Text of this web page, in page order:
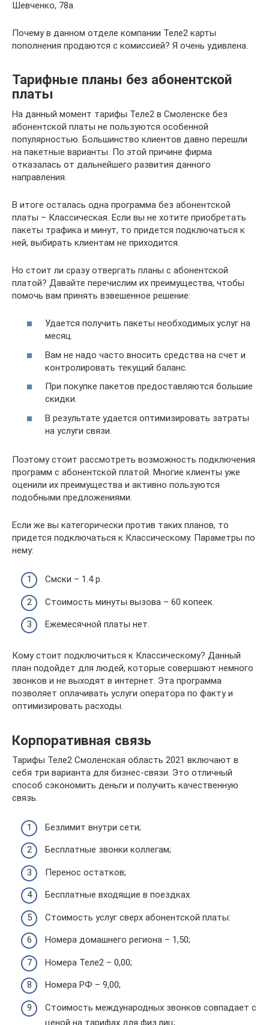
Шевченко, 78а
Почему в данном отделе компании Теле2 карты
пополнения продаются с комиссией? Я очень удивлена.
Тарифные планы без абонентской
платы
На данный момент тарифы Теле2 в Смоленске без
абонентской платы не пользуются особенной
популярностью. Большинство клиентов давно перешли
на пакетные варианты. По этой причине фирма
отказалась от дальнейшего развития данного
направления.
В итоге осталась одна программа без абонентской
платы – Классическая. Если вы не хотите приобретать
пакеты трафика и минут, то придется подключаться к
ней, выбирать клиентам не приходится.
Но стоит ли сразу отвергать планы с абонентской
платой? Давайте перечислим их преимущества, чтобы
помочь вам принять взвешенное решение:
Удается получить пакеты необходимых услуг на
месяц.
Вам не надо часто вносить средства на счет и
контролировать текущий баланс.
При покупке пакетов предоставляются большие
скидки.
В результате удается оптимизировать затраты
на услуги связи.
Поэтому стоит рассмотреть возможность подключения
программ с абонентской платой. Многие клиенты уже
оценили их преимущества и активно пользуются
подобными предложениями.
Если же вы категорически против таких планов, то
придется подключаться к Классическому. Параметры по
нему:
Смски – 1.4 р.
Стоимость минуты вызова – 60 копеек.
Ежемесячной платы нет.
Кому стоит подключиться к Классическому? Данный
план подойдет для людей, которые совершают немного
звонков и не выходят в интернет. Эта программа
позволяет оплачивать услуги оператора по факту и
оптимизировать расходы.
Корпоративная связь
Тарифы Теле2 Смоленская область 2021 включают в
себя три варианта для бизнес-связи. Это отличный
способ сэкономить деньги и получить качественную
связь.
Безлимит внутри сети;
Бесплатные звонки коллегам;
Перенос остатков;
Бесплатные входящие в поездках.
Стоимость услуг сверх абонентской платы:
Номера домашнего региона – 1,50;
Номера Теле2 – 0,00;
Номера РФ – 9,00;
Стоимость международных звонков совпадает с
ценой на тарифах для физ.лиц;